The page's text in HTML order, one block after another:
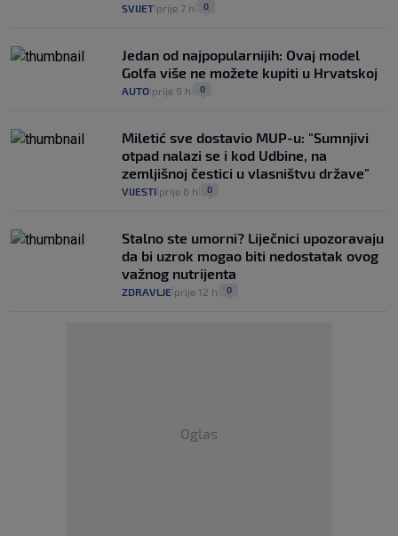
SVIJET prije 7 h 0
Jedan od najpopularnijih: Ovaj model
Golfa više ne možete kupiti u Hrvatskoj
AUTO prije 9 h 0
Miletić sve dostavio MUP-u: "Sumnjivi
otpad nalazi se i kod Udbine, na
zemljišnoj čestici u vlasništvu države"
VIJESTI prije 6 h 0
Stalno ste umorni? Liječnici upozoravaju
da bi uzrok mogao biti nedostatak ovog
važnog nutrijenta
ZDRAVLJE prije 12 h 0
Oglas